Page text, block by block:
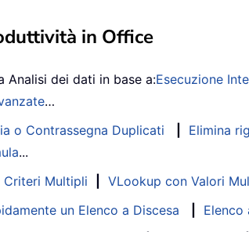
in Office
Analisi dei dati in base a:Esecuzione
…
o Contrassegna Duplicati Elimina
...
Multipli VLookup con Valori
un Elenco a Discesa Elenco